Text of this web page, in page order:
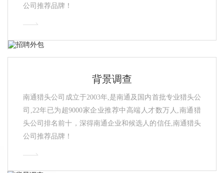
公司推荐品牌！
背景调查
南通猎头公司成立于2003年,是南通及国内首批专业猎头公
司,22年已为超9000家企业推荐中高端人才数万人,南通猎
头公司排名前十，深得南通企业和候选人的信任,南通猎头
公司推荐品牌！